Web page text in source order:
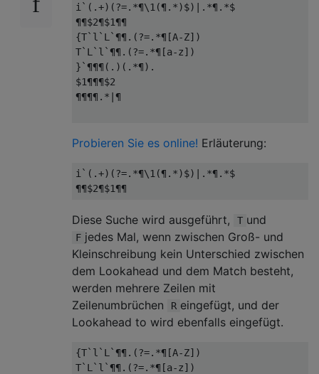
i`(.+)(?=.*¶\1(¶.*)$)|.*¶.*$
¶¶$2¶$1¶¶
{T`l`L`¶¶.(?=.*¶[A-Z])
T`L`l`¶¶.(?=.*¶[a-z])
}`¶¶¶(.)(.*¶).
$1¶¶¶$2
¶¶¶¶.*|¶
Probieren Sie es online! Erläuterung:
i`(.+)(?=.*¶\1(¶.*)$)|.*¶.*$
Diese Suche wird ausgeführt, T und
F jedes Mal, wenn zwischen Groß- und
Kleinschreibung kein Unterschied zwischen
dem Lookahead und dem Match besteht,
werden mehrere Zeilen mit
Zeilenumbrüchen
R eingefügt, und der
Lookahead to wird ebenfalls eingefügt.
{T`l`L`¶¶.(?=.*¶[A-Z])
T`L`l`¶¶.(?=.*¶[a-z])